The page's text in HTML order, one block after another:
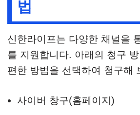
법
신한라이프는 다양한 채널을
를 지원합니다. 아래의 청구
편한 방법을 선택하여 청구해
사이버 창구(홈페이지)